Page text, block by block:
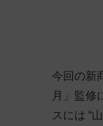
今回の新
月」監修
スには “